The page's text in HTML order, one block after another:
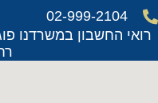
02-999-2104
רואי החשבון במשרדנו